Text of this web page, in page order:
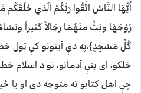
أَيُّهَا النَّاسُ اتَّقُوا رَبَّكُمُ الَذِي
زَوْجَهَا وبَثَّ مِنْهُمَا رِجَالاً كَثِيراً
كُلِّ مَسْجِدٍ}،په دې آیتونو کې ټول
خلکو، ای بنې آدمانو، نو د اسلام
چې اهل کتابو ته متوجه دی او یا